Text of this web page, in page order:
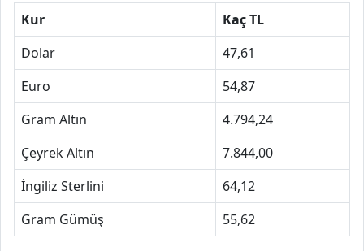
Kur
Kaç TL
Dolar
47,61
Euro
54,87
Gram Altın
4.794,24
Çeyrek Altın
7.844,00
İngiliz Sterlini
64,12
Gram Gümüş
55,62